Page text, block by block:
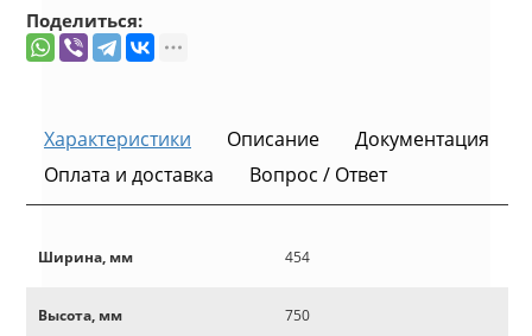
Поделиться:
Характеристики Описание
Документация
Оплата и доставка
Вопрос / Ответ
Ширина, мм 454
Высота, мм 750